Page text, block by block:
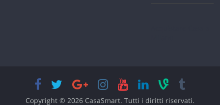
Copyright © 2026 CasaSmart. Tutti i diritti riservati.